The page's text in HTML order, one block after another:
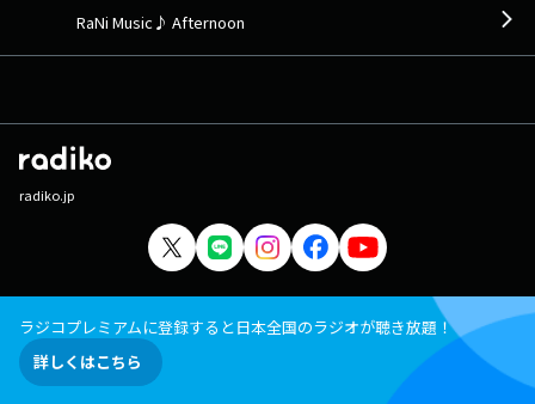
Moon/R.E.M. (1992年) 15:44 Destiny/Che'Nelle (2017年) 15:49 ハートア
LUCKY/TOMOO (2025年) 16:24 タラレバ/MACO (2018年) 16:30 夢
(2014年) 16:36 あなただけ見つめてる/大黒摩季 (1993年) 16:40 You're
Only Lonely/J. D. Souther (1979年) 16:44 Orion/Apink (2017年) 16:48
Jesus in LA/Alec Benjamin (2019年) 16:51 SLEEPWALK/ヒトリエ (2019
年) 16:55 Shine/Aswad (1994年) （洋楽：43% 邦楽：57%）
この日の最初のRaNi Music♪へ 次の時間のRaNi Music♪へ その他
の楽曲情報はこちらへ
RaNi Music♪ Afternoon
radiko.jp
ラジコプレミアムに登録すると日本全国のラジオが聴き放題！
詳しくはこちら